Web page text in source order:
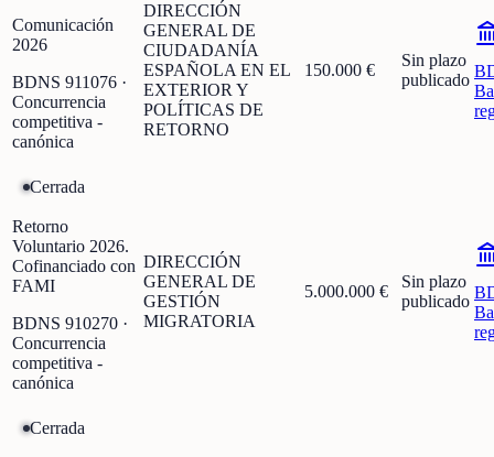
Comunicación
2026
BDNS 911076 ·
Concurrencia
competitiva -
canónica
DIRECCIÓN
GENERAL DE
CIUDADANÍA
ESPAÑOLA EN EL
EXTERIOR Y
POLÍTICAS DE
RETORNO
150.000 €
Sin plazo
publicado
Cerrada
Retorno
Voluntario 2026.
Cofinanciado con
FAMI
BDNS 910270 ·
Concurrencia
competitiva -
canónica
DIRECCIÓN
GENERAL DE
GESTIÓN
MIGRATORIA
5.000.000 €
Sin plazo
publicado
Cerrada